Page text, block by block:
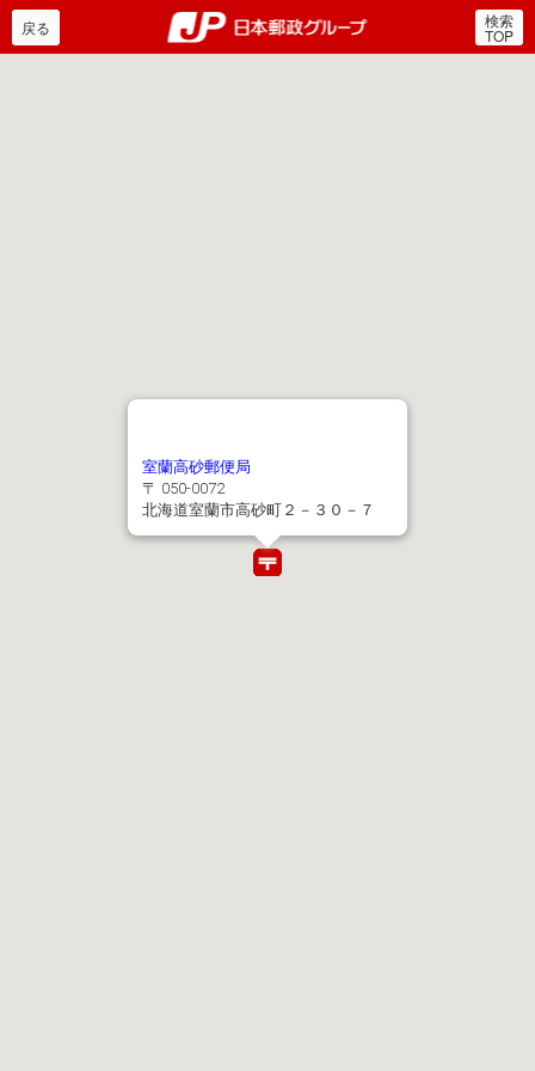
郵便局・日本郵政グルー
戻る 検索
TOP
室蘭高砂郵便局
〒 050-0072
北海道室蘭市高砂町２－３０－７